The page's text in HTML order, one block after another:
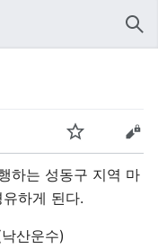
하는 성동구 지역 마
하게 된다.
산운수)